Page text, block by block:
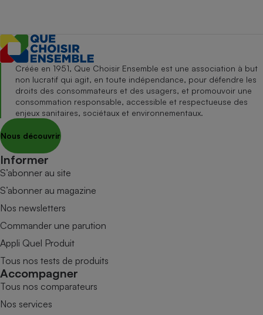
Créée en 1951, Que Choisir Ensemble est une association à but
non lucratif qui agit, en toute indépendance, pour défendre les
droits des consommateurs et des usagers, et promouvoir une
consommation responsable, accessible et respectueuse des
enjeux sanitaires, sociétaux et environnementaux.
Nous découvrir
Informer
S’abonner au site
S’abonner au magazine
Nos newsletters
Commander une parution
Appli Quel Produit
Tous nos tests de produits
Accompagner
Tous nos comparateurs
Nos services